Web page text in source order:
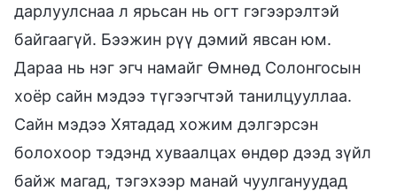
дарлуулснаа л ярьсан нь огт гэгээрэлтэй
байгаагүй. Бээжин рүү дэмий явсан юм.
Дараа нь нэг эгч намайг Өмнөд Солонгосын
хоёр сайн мэдээ түгээгчтэй танилцууллаа.
Сайн мэдээ Хятадад хожим дэлгэрсэн
болохоор тэдэнд хуваалцах өндөр дээд зүйл
байж магад, тэгэхээр манай чуулгануудад